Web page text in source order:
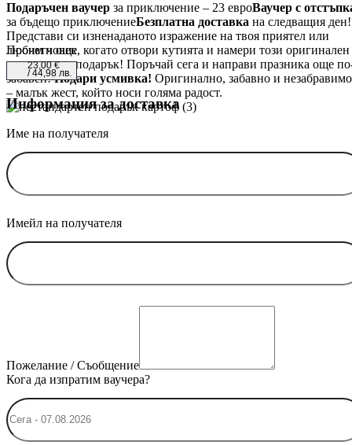
Подаръчен ваучер за приключение – 23 евроВаучер с
за бъдещо приключениеБезплатна доставка на следващия ден!
Представи си изненаданото изражение на твоя приятел или
любим човек, когато отвори кутията и намери този оригинален
и неочакван подарък! Поръчай сега и направи празника още
забавен!Подари усмивка! Оригинално, забавно и незабравимо
– малък жест, който носи голяма радост.
Прочети още
23,00€
/ 44,98 лв.
Информация за доставка
Име на получателя
Имейл на получателя
Пожелание / Съобщение
Кога да изпратим ваучера?